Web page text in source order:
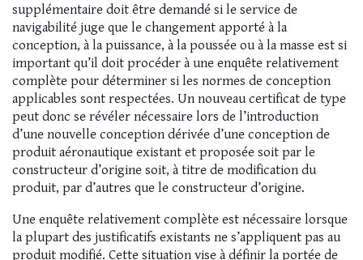
supplémentaire doit être demandé si le service de
navigabilité juge que le changement apporté à la
conception, à la puissance, à la poussée ou à la masse est si
important qu’il doit procéder à une enquête relativement
complète pour déterminer si les normes de conception
applicables sont respectées. Un nouveau certificat de type
peut donc se révéler nécessaire lors de l’introduction
d’une nouvelle conception dérivée d’une conception de
produit aéronautique existant et proposée soit par le
constructeur d’origine soit, à titre de modification du
produit, par d’autres que le constructeur d’origine.
Une enquête relativement complète est nécessaire lorsque
la plupart des justificatifs existants ne s’appliquent pas au
produit modifié. Cette situation vise à définir la portée de